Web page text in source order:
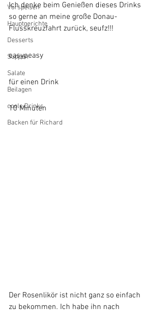
Vorspeisen
Hauptgerichte
Desserts
Suppen
Salate
Beilagen
coole Drinks
Backen für Richard
Ich denke beim Genießen dieses Drinks
so gerne an meine große Donau-
Flusskreuzfahrt zurück, seufz!!!
easypeasy
für einen Drink
10 Minuten
Der Rosenlikör ist nicht ganz so einfach
zu bekommen. Ich habe ihn nach